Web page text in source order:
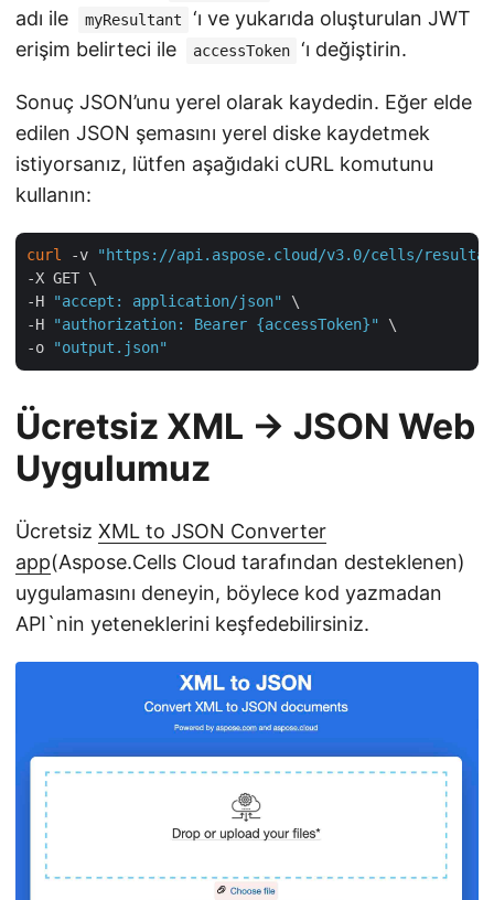
adı ile
myResultant
‘ı ve yukarıda oluşturulan JWT
erişim belirteci ile
accessToken ‘ı değiştirin.
Sonuç JSON’unu yerel olarak kaydedin. Eğer elde
edilen JSON şemasını yerel diske kaydetmek
istiyorsanız, lütfen aşağıdaki cURL komutunu
kullanın:
curl -v
"https://api.aspose.cloud/v3.0/cells/
-X GET \
-H
"accept: application/json"
\
-H
"authorization: Bearer {accessToken}"
\
-o
"output.json"
Ücretsiz XML → JSON Web
Uygulumuz
Ücretsiz XML to JSON Converter
app(Aspose.Cells Cloud tarafından desteklenen)
uygulamasını deneyin, böylece kod yazmadan
API`nin yeteneklerini keşfedebilirsiniz.